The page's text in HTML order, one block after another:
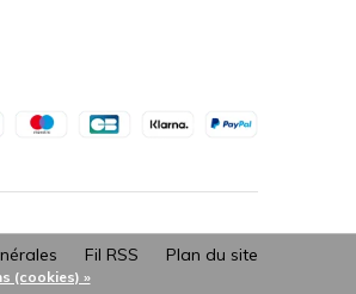
Fil RSS Plan du site
(cookies) »